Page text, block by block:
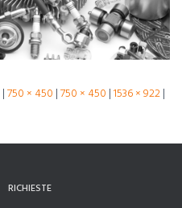
|750 × 450 |750 × 450 |1536 × 922|
RICHIESTE